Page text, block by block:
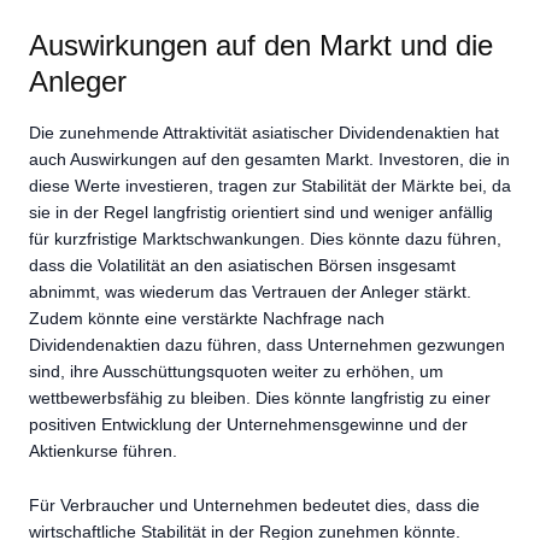
Auswirkungen auf den Markt und die
Anleger
Die zunehmende Attraktivität asiatischer Dividendenaktien hat
auch Auswirkungen auf den gesamten Markt. Investoren, die in
diese Werte investieren, tragen zur Stabilität der Märkte bei, da
sie in der Regel langfristig orientiert sind und weniger anfällig
für kurzfristige Marktschwankungen. Dies könnte dazu führen,
dass die Volatilität an den asiatischen Börsen insgesamt
abnimmt, was wiederum das Vertrauen der Anleger stärkt.
Zudem könnte eine verstärkte Nachfrage nach
Dividendenaktien dazu führen, dass Unternehmen gezwungen
sind, ihre Ausschüttungsquoten weiter zu erhöhen, um
wettbewerbsfähig zu bleiben. Dies könnte langfristig zu einer
positiven Entwicklung der Unternehmensgewinne und der
Aktienkurse führen.
Für Verbraucher und Unternehmen bedeutet dies, dass die
wirtschaftliche Stabilität in der Region zunehmen könnte.